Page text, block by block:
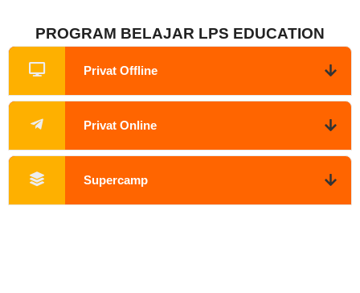
PROGRAM BELAJAR LPS EDUCATION
Privat Offline
Privat Online
Supercamp